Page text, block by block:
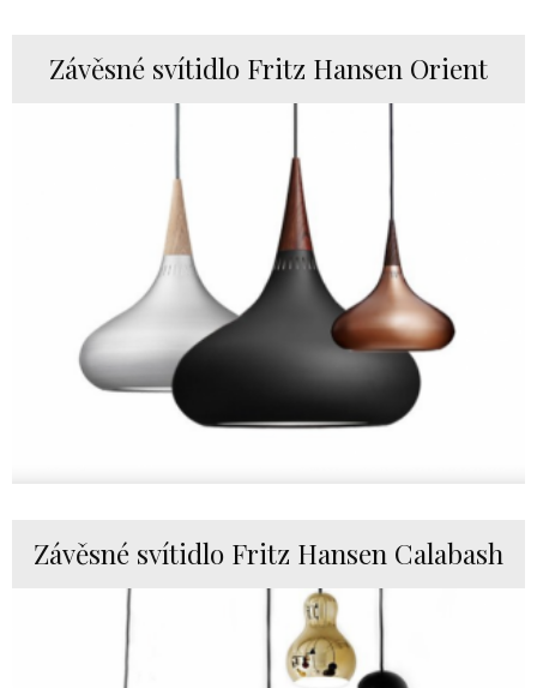
Závěsné svítidlo Fritz Hansen Orient
Závěsné svítidlo Fritz Hansen Calabash